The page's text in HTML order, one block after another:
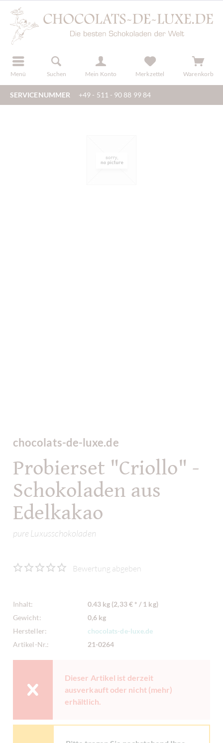
Menü Suchen Mein Konto
registrieren Merkzettel Warenkorb
SERVICENUMMER +49 - 511 - 90 88 99 84
chocolats-de-luxe.de
Probierset "Criollo" -
Schokoladen aus
Edelkakao
pure Luxusschokoladen
Bewertung abgeben
Inhalt:
0.43 kg (2,33 € * / 1 kg)
Gewicht:
0,6 kg
Hersteller:
chocolats-de-luxe.de
Artikel-Nr.:
21-0264
Dieser Artikel ist derzeit
ausverkauft oder nicht (mehr)
erhältlich.